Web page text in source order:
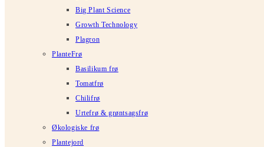
Big Plant Science
Growth Technology
Plagron
PlanteFrø
Basilikum frø
Tomatfrø
Chilifrø
Urtefrø & grøntsagsfrø
Økologiske frø
Plantejord